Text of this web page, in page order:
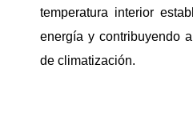
temperatura interior
energía y contribuyendo
de climatización.